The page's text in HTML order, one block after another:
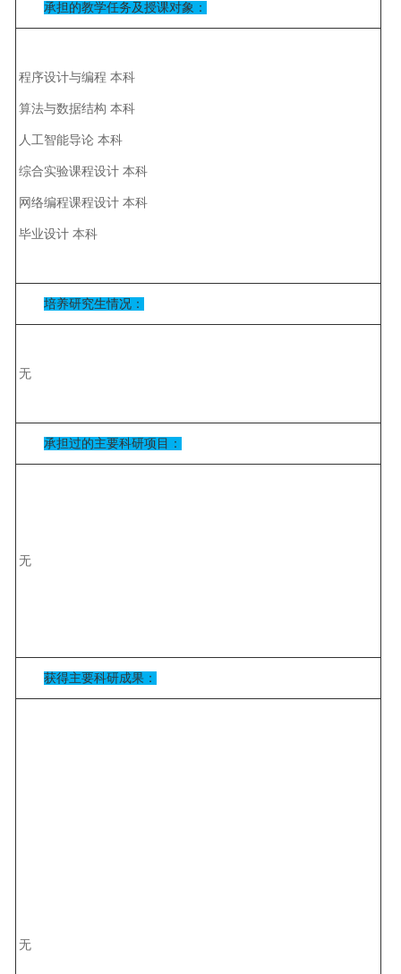
承担的教学任务及授课对象：
程序设计与编程 本科
算法与数据结构 本科
人工智能导论 本科
综合实验课程设计 本科
网络编程课程设计 本科
毕业设计 本科
培养研究生情况：
无
承担过的主要科研项目：
无
获得主要科研成果：
无